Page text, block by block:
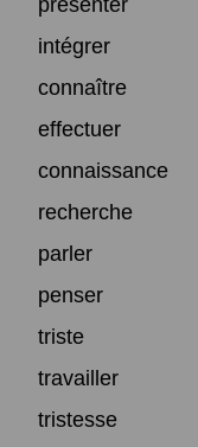
intégrer
connaître
effectuer
connaissance
recherche
parler
penser
triste
travailler
tristesse